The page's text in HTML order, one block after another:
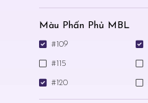
Màu Phấn Phủ MBL
#109
#115
#120